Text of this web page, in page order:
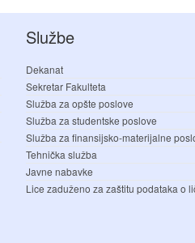
Službe
Dekanat
Sekretar Fakulteta
Služba za opšte poslove
Služba za studentske poslove
Služba za finansijsko-materijalne
Tehnička služba
Javne nabavke
Lice zaduženo za zaštitu podataka o